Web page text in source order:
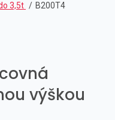
3,5t B200T4
výškou